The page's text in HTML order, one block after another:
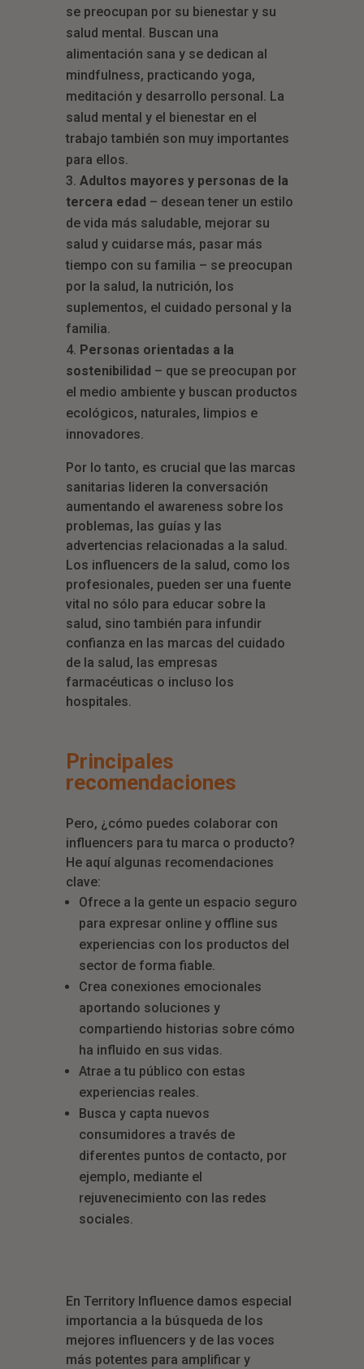
se preocupan por su bienestar y su
salud mental. Buscan una
alimentación sana y se dedican al
mindfulness, practicando yoga,
meditación y desarrollo personal. La
salud mental y el bienestar en el
trabajo también son muy importantes
para ellos.
Adultos mayores y personas de la
tercera edad – desean tener un estilo
de vida más saludable, mejorar su
salud y cuidarse más, pasar más
tiempo con su familia – se preocupan
por la salud, la nutrición, los
suplementos, el cuidado personal y la
familia.
Personas orientadas a la
sostenibilidad – que se preocupan por
el medio ambiente y buscan productos
ecológicos, naturales, limpios e
innovadores.
Por lo tanto, es crucial que las marcas
sanitarias lideren la conversación
aumentando el awareness sobre los
problemas, las guías y las
advertencias relacionadas a la salud.
Los influencers de la salud, como los
profesionales, pueden ser una fuente
vital no sólo para educar sobre la
salud, sino también para infundir
confianza en las marcas del cuidado
de la salud, las empresas
farmacéuticas o incluso los
hospitales.
Principales
recomendaciones
Pero, ¿cómo puedes colaborar con
influencers para tu marca o producto?
He aquí algunas recomendaciones
clave:
Ofrece a la gente un espacio seguro
para expresar online y offline sus
experiencias con los productos del
sector de forma fiable.
Crea conexiones emocionales
aportando soluciones y
compartiendo historias sobre cómo
ha influido en sus vidas.
Atrae a tu público con estas
experiencias reales.
Busca y capta nuevos
consumidores a través de
diferentes puntos de contacto, por
ejemplo, mediante el
rejuvenecimiento con las redes
sociales.
En Territory Influence damos especial
importancia a la búsqueda de los
mejores influencers y de las voces
más potentes para amplificar y